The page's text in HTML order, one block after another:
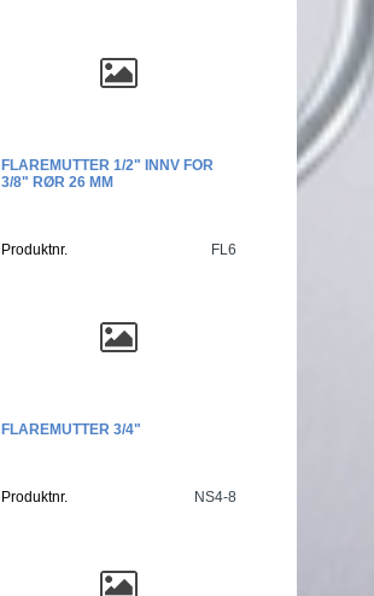
FLAREMUTTER 1/2" INNV FOR
3/8" RØR 26 MM
Produktnr. FL6
FLAREMUTTER 3/4"
Produktnr. NS4-8